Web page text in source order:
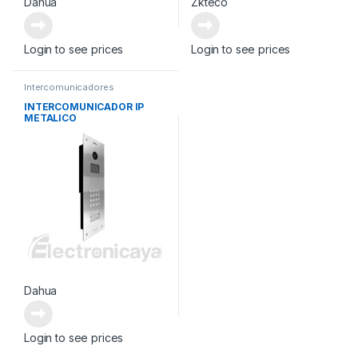
Login to see prices Login to see prices
Intercomunicadores
INTERCOMUNICADOR IP
METALICO
Dahua
Login to see prices